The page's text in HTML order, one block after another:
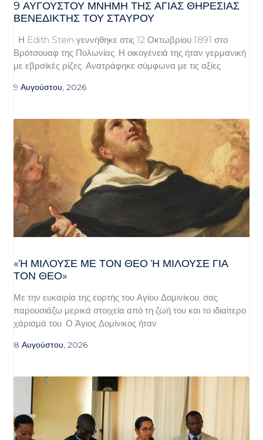
9 ΑΥΓΟΥΣΤΟΥ ΜΝΗΜΗ ΤΗΣ ΑΓΙΑΣ ΘΗΡΕΣΙΑΣ
ΒΕΝΕΔΙΚΤΗΣ ΤΟΥ ΣΤΑΥΡΟΥ
Η Edith Stein γεννήθηκε στις 12 Οκτωβρίου 1891 στο
Βρότσουαφ της Πολωνίας. Η οικογένειά της ήταν γερμανική
με εβραϊκές ρίζες. Ανατράφηκε σύμφωνα με τις αξίες
9 Αυγούστου, 2026
«Ή ΜΙΛΟΎΣΕ ΜΕ ΤΟΝ ΘΕΌ Ή ΜΙΛΟΎΣΕ ΓΙΑ ΤΟ
Ν ΘΕΌ»
Με την ευκαιρία της εορτής του Αγίου Δομινίκου, σας
παρουσιάζω μερικά στοιχεία από τη ζωή του και το ιδιαίτερο
χάρισμά του. Ο Άγιος Δομίνικος ήταν
8 Αυγούστου, 2026